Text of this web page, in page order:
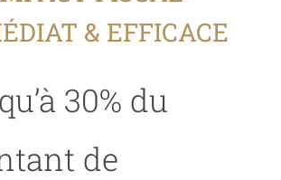
& EFFICACE
30% du
de